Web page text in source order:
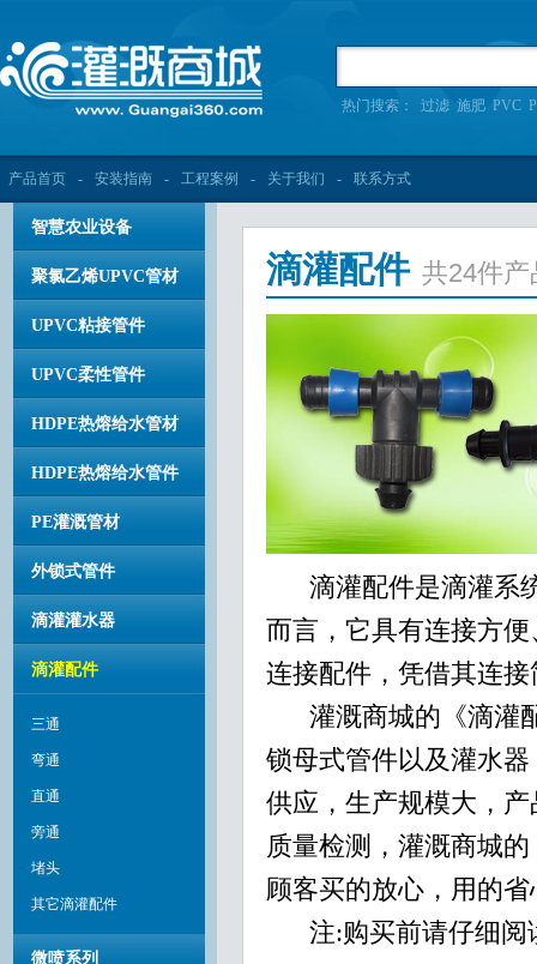
热门搜索： 过滤 施肥 PVC
产品首页 - 安装指南 - 工程案例 - 关于我们 - 联系方式
智慧农业设备
聚氯乙烯UPVC管材
UPVC粘接管件
UPVC柔性管件
HDPE热熔给水管材
HDPE热熔给水管件
PE灌溉管材
外锁式管件
滴灌灌水器
滴灌配件
三通
弯通
直通
旁通
堵头
其它滴灌配件
微喷系列
滴灌配件 共24件产
滴灌配件是滴灌系统
而言，它具有连接方
连接配件，凭借其连
灌溉商城的《滴灌
锁母式管件以及灌水
供应，生产规模大，
质量检测，灌溉商城的
顾客买的放心，用
注:购买前请仔细阅